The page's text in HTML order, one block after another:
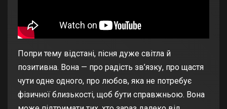
Попри тему відстані, пісня дуже світла й
позитивна. Вона — про радість зв’язку, про щастя
чути одне одного, про любов, яка не потребує
фізичної близькості, щоб бути справжньою. Вона